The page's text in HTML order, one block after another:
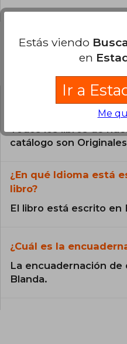
Preguntas
¿El libro es original?
catálogo son
¿En qué Idioma está
libro?
El libro está escrito en
¿Cuál es la
La encuadernación de
Blanda.
Estás viendo
en
Ir a
Me